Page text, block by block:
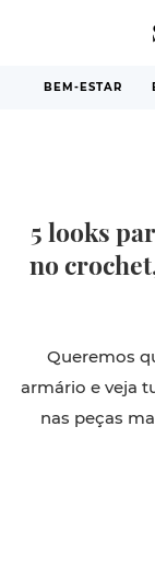
BEM-ESTAR
5 looks
no
Queremos
armário e veja
nas peças